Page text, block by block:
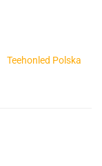
Teehonled Polska